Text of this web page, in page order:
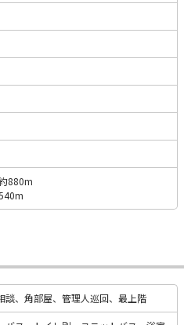
880m
談、角部屋、管理人巡回、最上階